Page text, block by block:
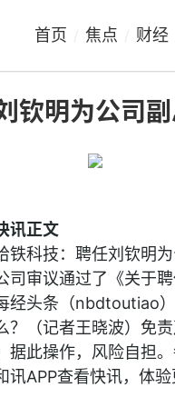
首页 焦点 财经
钦明为公司
讯正文
铁科技：聘任刘钦明
司审议通过了《关于
经头条（nbdtoutiao
？（记者王晓波）免
据此操作，风险自担
讯APP查看快讯，体